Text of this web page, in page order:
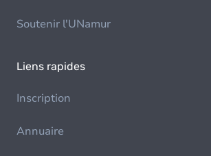
Soutenir l'UNamur
Liens rapides
Inscription
Annuaire